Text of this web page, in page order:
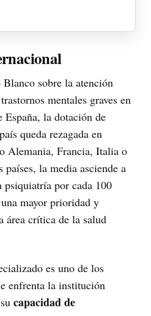
sobre la atención
mentales graves en
España, la dotación de
queda rezagada en
Alemania, Francia, Italia o
la media asciende a
psiquiatría por cada 100
mayor prioridad y
área crítica de la salud
es uno de los
enfrenta la institución
capacidad de